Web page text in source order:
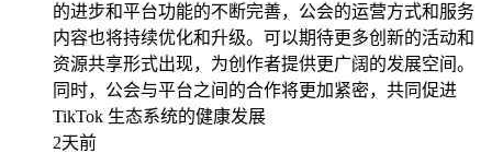
的进步和平台功能的不断完善，公会的运营方式和服务
内容也将持续优化和升级。可以期待更多创新的活动和
资源共享形式出现，为创作者提供更广阔的发展空间。
同时，公会与平台之间的合作将更加紧密，共同促进
TikTok 生态系统的健康发展
2天前